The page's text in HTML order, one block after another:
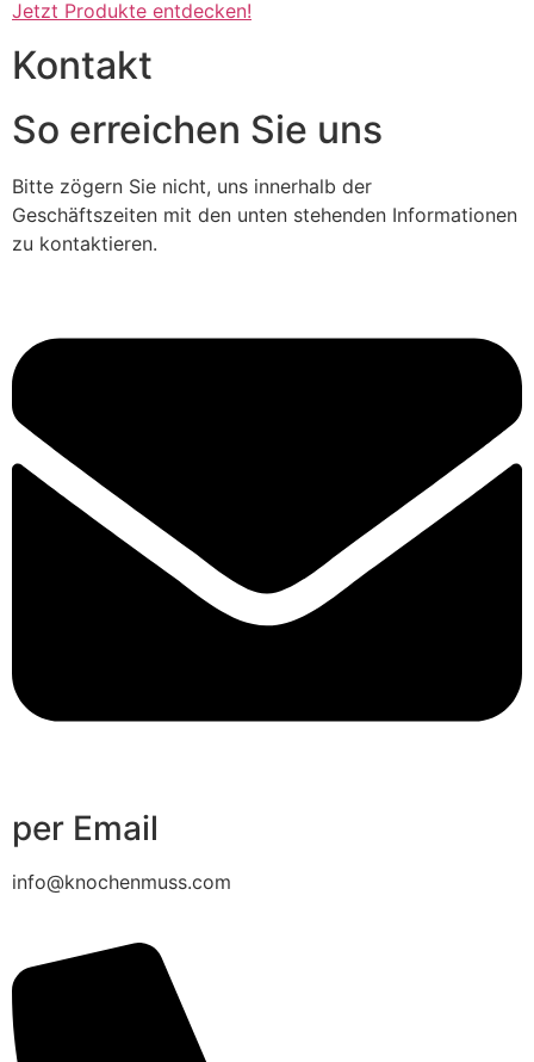
Jetzt Produkte entdecken!
Kontakt
So erreichen Sie uns
Bitte zögern Sie nicht, uns innerhalb der
Geschäftszeiten mit den unten stehenden Informationen
zu kontaktieren.
per Email
info@knochenmuss.com